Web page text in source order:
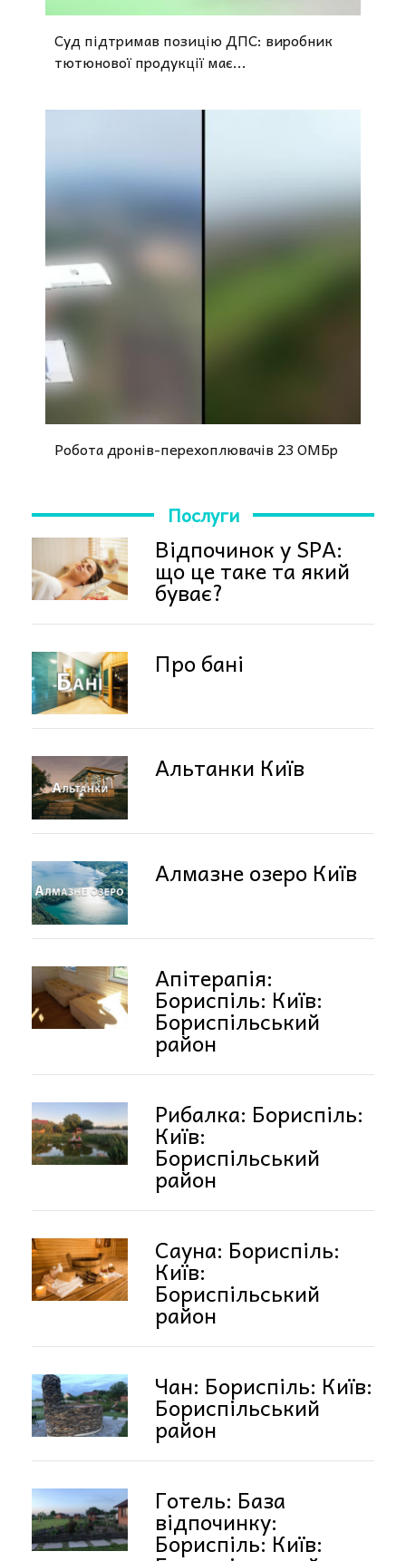
Суд підтримав позицію ДПС: виробник
тютюнової продукції має...
Робота дронів-перехоплювачів 23 ОМБр
Послуги
Відпочинок у SPA:
що це таке та який
буває?
Про бані
Альтанки Київ
Алмазне озеро Київ
Апітерапія:
Бориспіль: Київ:
Бориспільський
район
Рибалка: Бориспіль:
Київ:
Бориспільський
район
Сауна: Бориспіль:
Київ:
Бориспільський
район
Чан: Бориспіль: Київ:
Бориспільський
район
Готель: База
відпочинку:
Бориспіль: Київ: